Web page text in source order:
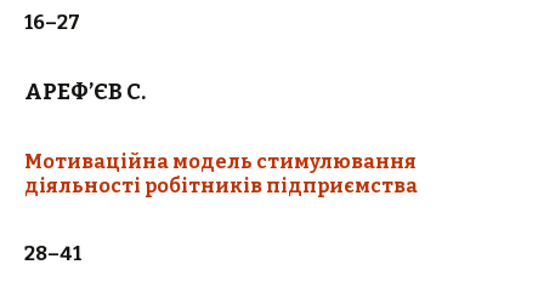
16–27
АРЕФ’ЄВ С.
Мотиваційна модель стимулювання
діяльності робітників підприємства
28–41